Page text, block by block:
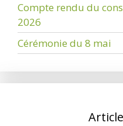
Compte rendu du
2026
Cérémonie du 8 mai